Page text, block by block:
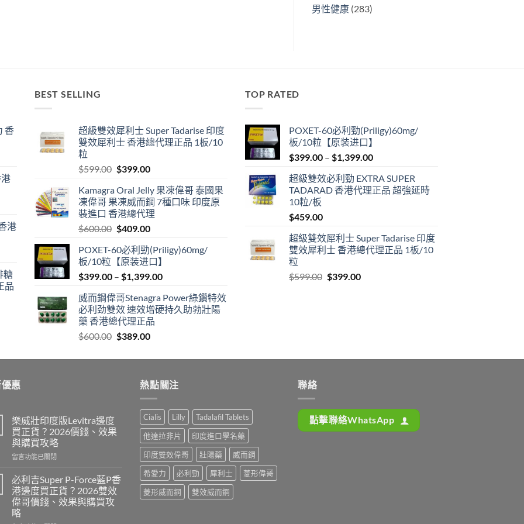
男性健康(283)
香
港
糖
品
BEST SELLING
超級雙效犀利士 Super Tadarise 印度
雙效犀利士 香港總代理正品 1板/10
粒
$599.00 Original
was:
$599.00.
$399.00Current
is:
$399.00.
Kamagra Oral Jelly 果凍偉哥 泰國果
凍偉哥 果凍威而鋼 7種口味 印度原
裝進口 香港總代理
$600.00 Original
was:
$600.00.
$409.00Current
is:
$409.00.
POXET-60必利勁(Priligy)60mg/
板/10粒【原装进口】
$399.00 – $1,399.00Price
$399.00
through
威而鋼偉哥Stenagra Power綠鑽特效
必利劲雙效 速效增硬持久助勃壯陽
藥 香港總代理正品
$600.00 Original
was:
$389.00Current
is:
TOP RATED
POXET-60必利勁(Priligy)60mg/
板/10粒【原装进口】
$399.00 – $1,399.00Price
$399.00
through
超級雙效必利勁 EXTRA SUPER
TADARAD 香港代理正品 超強延時
10粒/板
$459.00
超級雙效犀利士 Super Tadarise 印度
雙效犀利士 香港總代理正品 1板/10
粒
$599.00 Original
$399.00Current
惠
樂威壯印度版Levitra邊度
買正貨？2026價錢、效果
與購買攻略
在
威
壯
印
度
版
留言功能已關閉
必利吉Super P-Force藍P香
港邊度買正貨？2026雙效
偉哥價錢、效果與購買攻
略
熱點關注
Cialis Lilly
Tadalafil Tablets
他達拉非片
印度進口學名藥
印度雙效偉哥
壯陽藥
威而鋼
希愛力
必利勁 犀利士
菱形偉哥
菱形威而鋼
雙效威而鋼
聯絡
點擊聯絡WhatsApp